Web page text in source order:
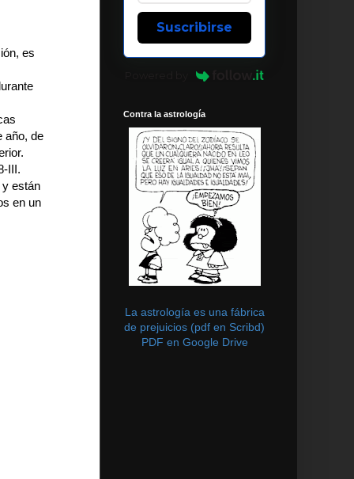
es
año, de
III.
y están
en un
Suscribirse
Contra la astrología
La astrología es una fábrica
de prejuicios (pdf en Scribd)
PDF en Google Drive